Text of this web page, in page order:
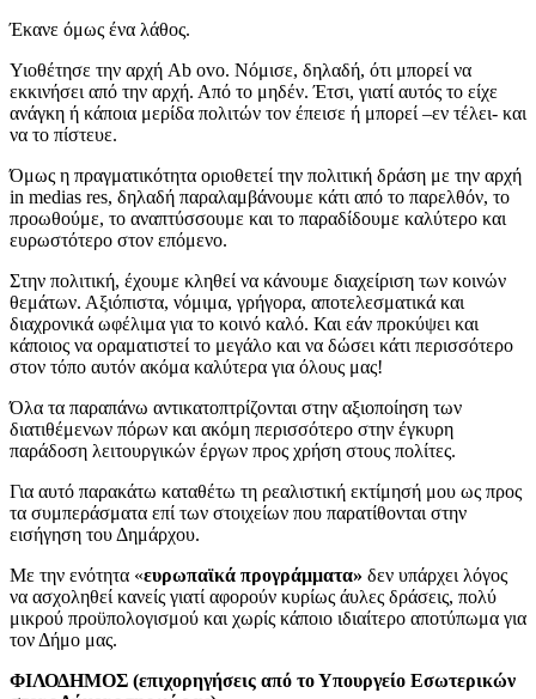
Έκανε όμως ένα λάθος.
Υιοθέτησε την αρχή Ab ovo. Νόμισε, δηλαδή, ότι μπορεί να
εκκινήσει από την αρχή. Από το μηδέν. Έτσι, γιατί αυτός το είχε
ανάγκη ή κάποια μερίδα πολιτών τον έπεισε ή μπορεί –εν τέλει- και
να το πίστευε.
Όμως η πραγματικότητα οριοθετεί την πολιτική δράση με την αρχή
in medias res, δηλαδή παραλαμβάνουμε κάτι από το παρελθόν, το
προωθούμε, το αναπτύσσουμε και το παραδίδουμε καλύτερο και
ευρωστότερο στον επόμενο.
Στην πολιτική, έχουμε κληθεί να κάνουμε διαχείριση των κοινών
θεμάτων. Αξιόπιστα, νόμιμα, γρήγορα, αποτελεσματικά και
διαχρονικά ωφέλιμα για το κοινό καλό. Και εάν προκύψει και
κάποιος να οραματιστεί το μεγάλο και να δώσει κάτι περισσότερο
στον τόπο αυτόν ακόμα καλύτερα για όλους μας!
Όλα τα παραπάνω αντικατοπτρίζονται στην αξιοποίηση των
διατιθέμενων πόρων και ακόμη περισσότερο στην έγκυρη
παράδοση λειτουργικών έργων προς χρήση στους πολίτες.
Για αυτό παρακάτω καταθέτω τη ρεαλιστική εκτίμησή μου ως προς
τα συμπεράσματα επί των στοιχείων που παρατίθονται στην
εισήγηση του Δημάρχου.
Με την ενότητα «ευρωπαϊκά προγράμματα» δεν υπάρχει λόγος
να ασχοληθεί κανείς γιατί αφορούν κυρίως άυλες δράσεις, πολύ
μικρού προϋπολογισμού και χωρίς κάποιο ιδιαίτερο αποτύπωμα για
τον Δήμο μας.
ΦΙΛΟΔΗΜΟΣ (επιχορηγήσεις από το Υπουργείο Εσωτερικών